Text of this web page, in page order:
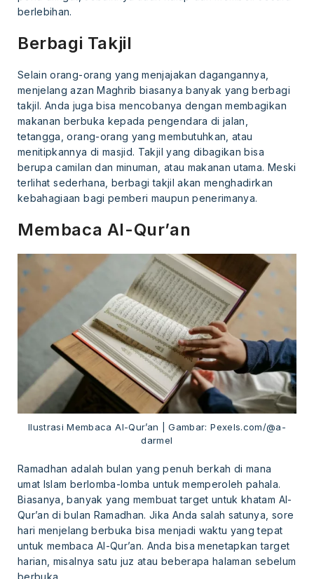
berlebihan.
Berbagi Takjil
Selain orang-orang yang menjajakan dagangannya,
menjelang azan Maghrib biasanya banyak yang berbagi
takjil. Anda juga bisa mencobanya dengan membagikan
makanan berbuka kepada pengendara di jalan,
tetangga, orang-orang yang membutuhkan, atau
menitipkannya di masjid. Takjil yang dibagikan bisa
berupa camilan dan minuman, atau makanan utama. Meski
terlihat sederhana, berbagi takjil akan menghadirkan
kebahagiaan bagi pemberi maupun penerimanya.
Membaca Al-Qur’an
Ilustrasi Membaca Al-Qur’an | Gambar: Pexels.com/@a-
darmel
Ramadhan adalah bulan yang penuh berkah di mana
umat Islam berlomba-lomba untuk memperoleh pahala.
Biasanya, banyak yang membuat target untuk khatam Al-
Qur’an di bulan Ramadhan. Jika Anda salah satunya, sore
hari menjelang berbuka bisa menjadi waktu yang tepat
untuk membaca Al-Qur’an. Anda bisa menetapkan target
harian, misalnya satu juz atau beberapa halaman sebelum
berbuka.